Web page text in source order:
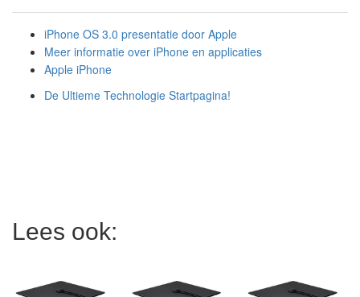
iPhone OS 3.0 presentatie door Apple
Meer informatie over iPhone en applicaties
Apple iPhone
De Ultieme Technologie Startpagina!
Lees ook: